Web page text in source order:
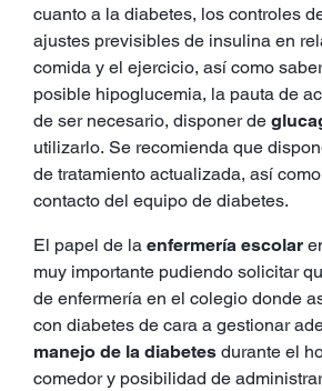
cuanto a la diabetes, los controles
ajustes previsibles de insulina en
comida y el ejercicio, así como
posible hipoglucemia, la pauta de
de ser necesario, disponer de
utilizarlo. Se recomienda que
de tratamiento actualizada, así
contacto del equipo de diabetes.
El papel de la enfermería escolar
muy importante pudiendo solicitar
de enfermería en el colegio donde
con diabetes de cara a gestionar
manejo de la diabetes durante el
comedor y posibilidad de